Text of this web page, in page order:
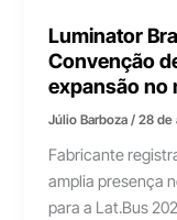
Luminator
Convenção
expansão no
Júlio Barboza/28 de
Fabricante
amplia presença
para a Lat.Bus